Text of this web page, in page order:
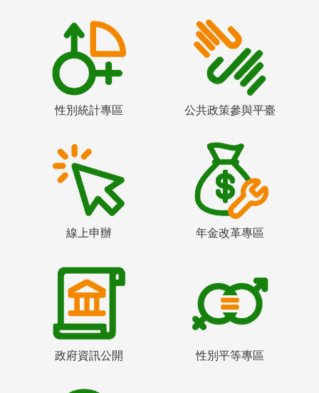
性別統計專區 公共政策參與平臺
線上申辦 年金改革專區
政府資訊公開 性別平等專區